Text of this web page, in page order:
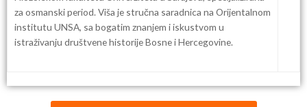
za osmanski period. Viša je stručna saradnica na Orijentalnom
institutu UNSA, sa bogatim znanjem i iskustvom u
istraživanju društvene historije Bosne i Hercegovine.